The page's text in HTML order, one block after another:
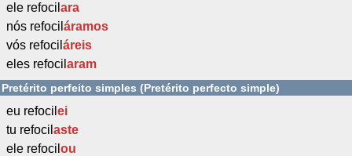
ele refocil ara
nós refocil áramos
vós refocil áreis
eles refocil aram
Pretérito perfeito simples (Pretérito perfecto simple)
eu refocil ei
tu refocil aste
ele refocil ou